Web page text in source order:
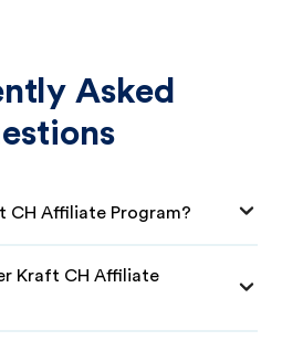
Asked
CH Affiliate Program?
Kraft CH Affiliate